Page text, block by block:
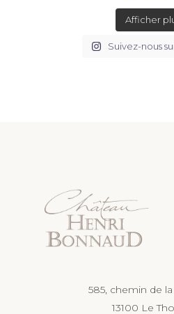
Afficher
Suivez-nous
585, chemin de
13100 Le